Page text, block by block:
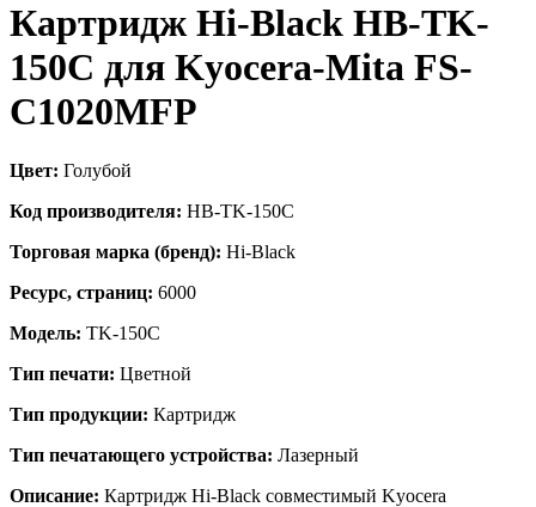
Картридж Hi-Black HB-TK-
150C для Kyocera-Mita FS-
C1020MFP
Цвет: Голубой
Код производителя: HB-TK-150C
Торговая марка (бренд): Hi-Black
Ресурс, страниц: 6000
Модель: TK-150C
Тип печати: Цветной
Тип продукции: Картридж
Тип печатающего устройства: Лазерный
Описание: Картридж Hi-Black совместимый Kyocera